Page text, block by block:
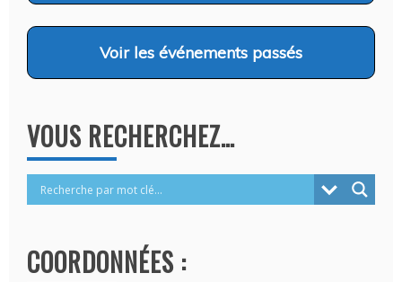
Voir les événements passés
VOUS RECHERCHEZ…
COORDONNÉES :